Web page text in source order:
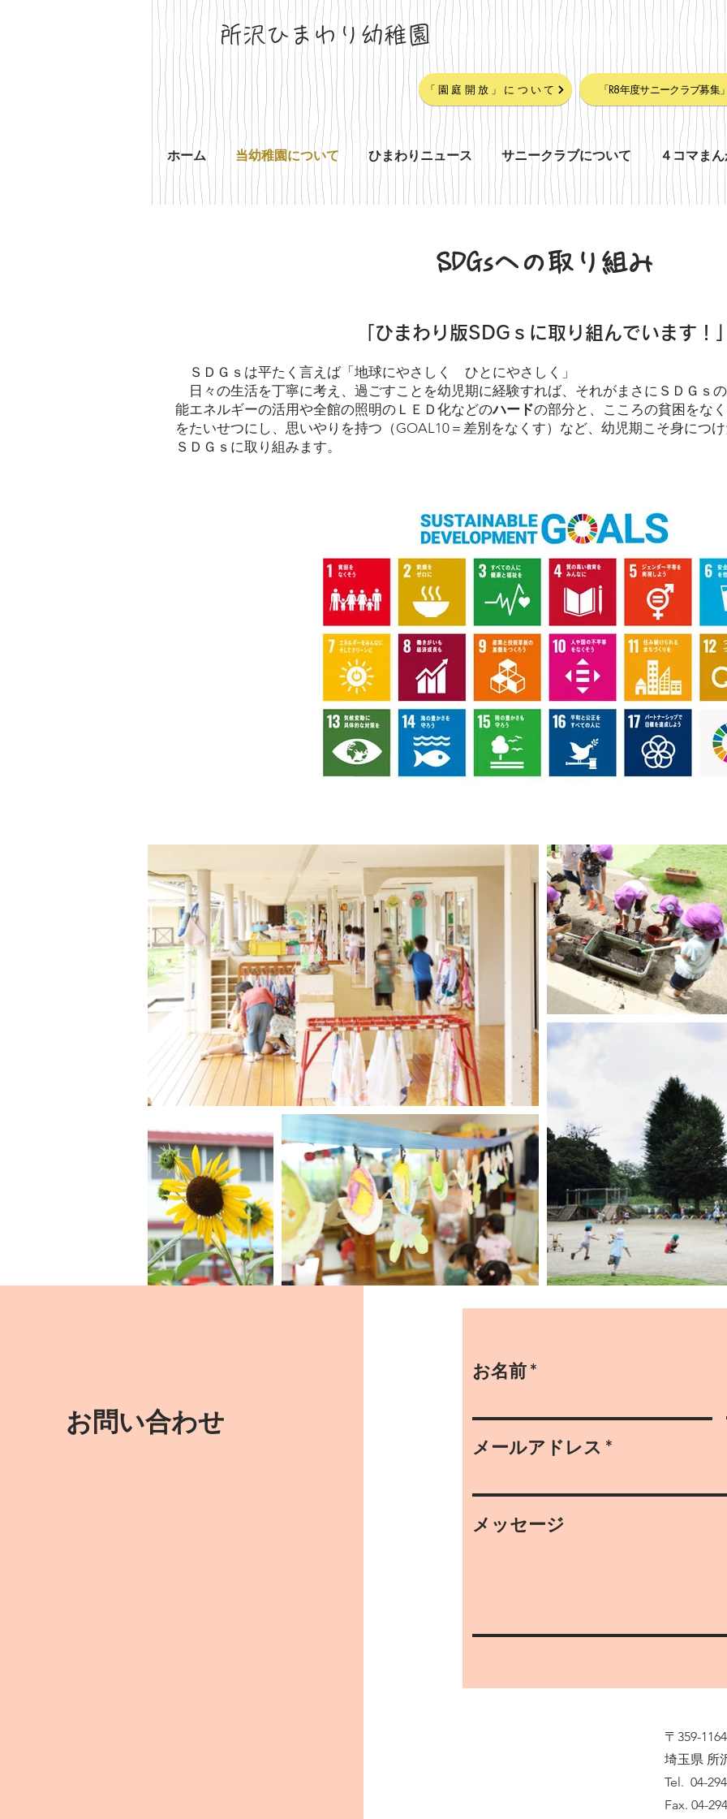
所沢ひまわり幼稚園
「園庭開放」について 「R8年度サニークラブ募集
ホーム 当幼稚園について ひまわりニュース サニークラブについて ４コマま
SDGsへの取り組み
「ひまわり版SDGｓに取り組んでいます！
ＳＤＧｓは平たく言えば「地球にやさしく ひとにやさしく」
日々の生活を丁寧に考え、過ごすことを幼児期に経験すれば、それがまさにＳＤＧｓ
能エネルギーの活用や全館の照明のＬＥＤ化などのハードの部分と、こころの貧困をな
をたいせつにし、思いやりを持つ（GOAL10＝差別をなくす）など、幼児期こそ身につ
ＳＤＧｓに取り組みます。
お問い合わせ
お名前
メールアドレス
メッセージ
〒359-1164
埼玉県 所
Tel. 04-
Fax. 04-